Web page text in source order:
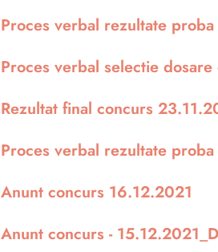
Proces verbal rezultate
Proces verbal selectie
Rezultat final concurs
Proces verbal rezultate
Anunt concurs 16.12.2021
Anunt concurs -